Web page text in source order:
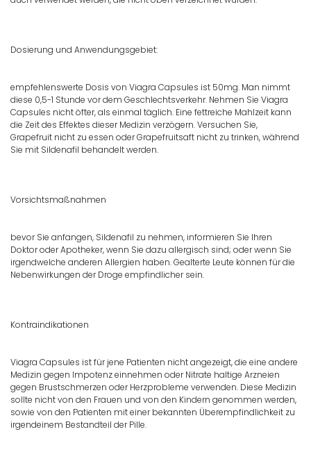
Dosierung und Anwendungsgebiet:
empfehlenswerte Dosis von Viagra Capsules ist 50mg. Man nimmt
diese 0,5-1 Stunde vor dem Geschlechtsverkehr. Nehmen Sie Viagra
Capsules nicht öfter, als einmal täglich. Eine fettreiche Mahlzeit kann
die Zeit des Effektes dieser Medizin verzögern. Versuchen Sie,
Grapefruit nicht zu essen oder Grapefruitsaft nicht zu trinken, während
Sie mit Sildenafil behandelt werden.
Vorsichtsmaßnahmen
bevor Sie anfangen, Sildenafil zu nehmen, informieren Sie Ihren
Doktor oder Apotheker, wenn Sie dazu allergisch sind; oder wenn Sie
irgendwelche anderen Allergien haben. Gealterte Leute können für die
Nebenwirkungen der Droge empfindlicher sein.
Kontraindikationen
Viagra Capsules ist für jene Patienten nicht angezeigt, die eine andere
Medizin gegen Impotenz einnehmen oder Nitrate haltige Arzneien
gegen Brustschmerzen oder Herzprobleme verwenden. Diese Medizin
sollte nicht von den Frauen und von den Kindern genommen werden,
sowie von den Patienten mit einer bekannten Überempfindlichkeit zu
irgendeinem Bestandteil der Pille.